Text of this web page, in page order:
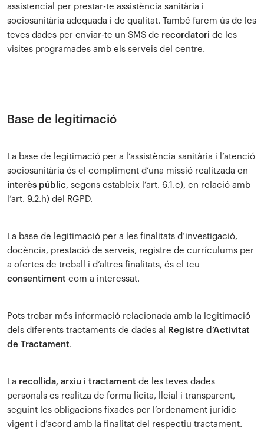
assistencial per prestar-te assistència sanitària i
sociosanitària adequada i de qualitat. També farem ús de les
teves dades per enviar-te un SMS de recordatori de les
visites programades amb els serveis del centre.
Base de legitimació
La base de legitimació per a l’assistència sanitària i l’atenció
sociosanitària és el compliment d’una missió realitzada en
interès públic, segons estableix l’art. 6.1.e), en relació amb
l’art. 9.2.h) del RGPD.
La base de legitimació per a les finalitats d’investigació,
docència, prestació de serveis, registre de currículums per
a ofertes de treball i d’altres finalitats, és el teu
consentiment com a interessat.
Pots trobar més informació relacionada amb la legitimació
dels diferents tractaments de dades al
Registre d’Activitat
de Tractament.
La recollida, arxiu i tractament de les teves dades
personals es realitza de forma lícita, lleial i transparent,
seguint les obligacions fixades per l’ordenament jurídic
vigent i d’acord amb la finalitat del respectiu tractament.